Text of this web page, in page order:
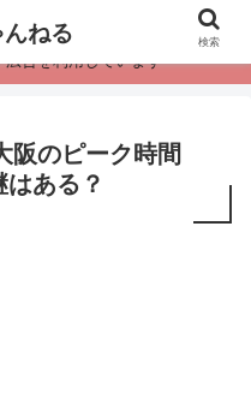
告を利用しています
阪のピーク時間
ある？
ねる 検索